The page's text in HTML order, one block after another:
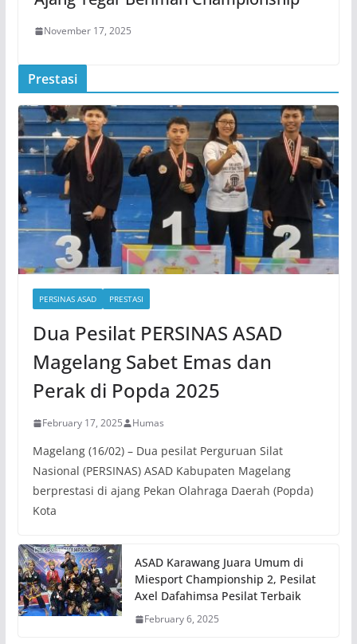
November 17, 2025
Prestasi
PERSINAS ASAD PRESTASI
Dua Pesilat PERSINAS ASAD
Magelang Sabet Emas dan
Perak di Popda 2025
February 17, 2025 Humas
Magelang (16/02) – Dua pesilat Perguruan Silat
Nasional (PERSINAS) ASAD Kabupaten Magelang
berprestasi di ajang Pekan Olahraga Daerah (Popda)
Kota
ASAD Karawang Juara Umum di
Miesport Championship 2, Pesilat
Axel Dafahimsa Pesilat Terbaik
February 6, 2025